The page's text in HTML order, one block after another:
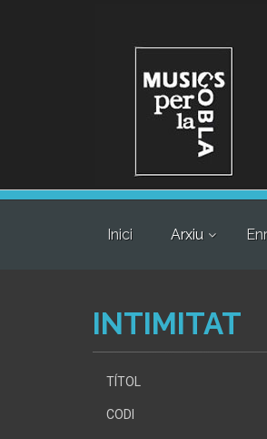
Inici Arxiu
INTIMITAT
TÍTOL
CODI